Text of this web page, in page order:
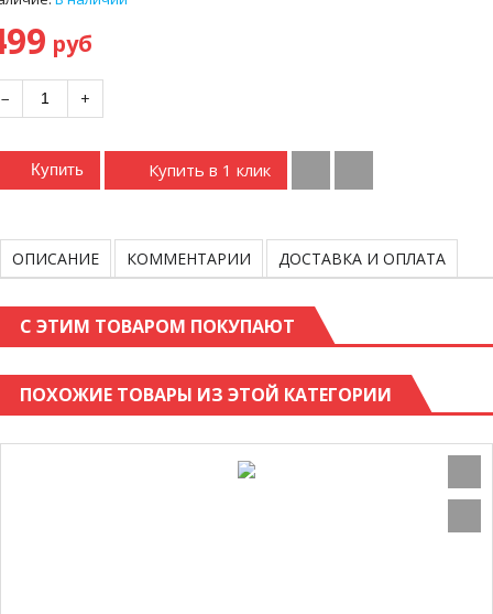
руб
− +
Купить Купить в 1 клик
ОПИСАНИЕ КОММЕНТАРИИ ДОСТАВКА И ОПЛАТА
С ЭТИМ ТОВАРОМ ПОКУПАЮТ
ПОХОЖИЕ ТОВАРЫ ИЗ ЭТОЙ КАТЕГОРИИ